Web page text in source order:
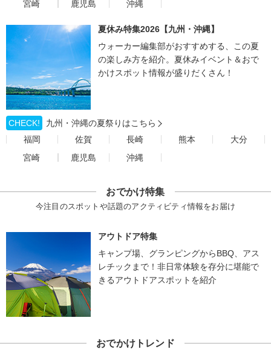
宮崎
鹿児島 沖縄
夏休み特集2026【九州・沖縄】
ウォーカー編集部がおすすめする、この夏
の楽しみ方を紹介。夏休みイベント＆おで
かけスポット情報が盛りだくさん！
CHECK!
九州・沖縄の夏祭りはこちら
福岡
佐賀 長崎 熊本
大分
宮崎
鹿児島 沖縄
おでかけ特集
今注目のスポットや話題のアクティビティ情報をお届け
アウトドア特集
キャンプ場、グランピングからBBQ、アス
レチックまで！非日常体験を存分に堪能で
きるアウトドアスポットを紹介
おでかけトレンド